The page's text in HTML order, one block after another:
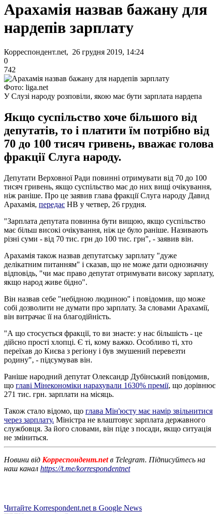
Арахамія назвав бажану для
нардепів зарплату
Корреспондент.net, 26 грудня 2019, 14:24
0
742
Фото: liga.net
У Слузі народу розповіли, якою має бути зарплата нардепа
Якщо суспільство хоче більшого від
депутатів, то і платити їм потрібно від
70 до 100 тисяч гривень, вважає голова
фракції Слуга народу.
Депутати Верховної Ради повинні отримувати від 70 до 100
тисяч гривень, якщо суспільство має до них вищі очікування,
ніж раніше. Про це заявив глава фракції Слуга народу Давид
Арахамія, передає НВ у четвер, 26 грудня.
"Зарплата депутата повинна бути вищою, якщо суспільство
має більш високі очікування, ніж це було раніше. Називають
різні суми - від 70 тис. грн до 100 тис. грн", - заявив він.
Арахамія також назвав депутатську зарплату "дуже
делікатним питанням" і сказав, що не може дати однозначну
відповідь, "чи має право депутат отримувати високу зарплату,
якщо народ живе бідно".
Він назвав себе "небідною людиною" і повідомив, що може
собі дозволити не думати про зарплату. За словами Арахамії,
він витрачає її на благодійність.
"А що стосується фракції, то ви знаєте: у нас більшість - це
дійсно прості хлопці. Є ті, кому важко. Особливо ті, хто
переїхав до Києва з регіону і був змушений перевезти
родину", - підсумував він.
Раніше народний депутат Олександр Дубінський повідомив,
що главі Мінекономіки нарахували 1630% премії, що дорівнює
271 тис. грн. зарплати на місяць.
Також стало відомо, що глава Мін'юсту має намір звільнитися
через зарплату. Міністра не влаштовує зарплата державного
службовця. За його словами, він піде з посади, якщо ситуація
не зміниться.
Новини від Корреспондент.netв Telegram. Підписуйтесь на
наш канал https://t.me/korrespondentnet
Читайте Korrespondent.net в Google News